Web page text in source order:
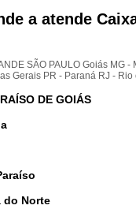
a atende
SÃO PAULO Goiás MG -
Gerais PR - Paraná RJ - Rio
DE GOIÁS
do Norte